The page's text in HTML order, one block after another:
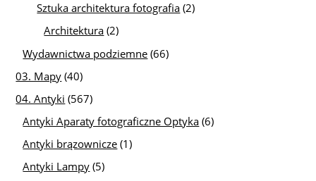
Sztuka architektura fotografia (2)
Architektura (2)
Wydawnictwa podziemne (66)
03. Mapy (40)
04. Antyki (567)
Antyki Aparaty fotograficzne Optyka (6)
Antyki brązownicze (1)
Antyki Lampy (5)